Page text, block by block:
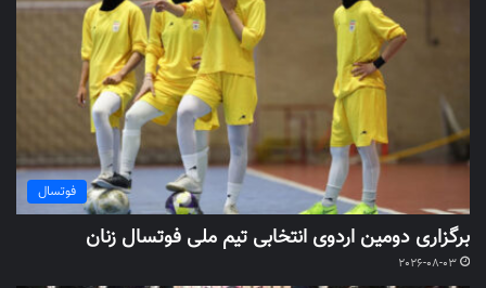
فوتسال
برگزاری دومین اردوی انتخابی تیم ملی فوتسال زنان
2026-08-03